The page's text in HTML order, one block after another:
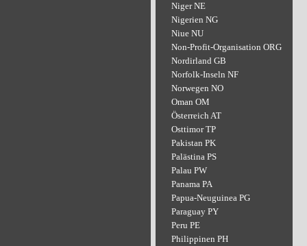
Niger NE
Nigerien NG
Niue NU
Non-Profit-Organisation ORG
Nordirland GB
Norfolk-Inseln NF
Norwegen NO
Oman OM
Österreich AT
Osttimor TP
Pakistan PK
Palästina PS
Palau PW
Panama PA
Papua-Neuguinea PG
Paraguay PY
Peru PE
Philippinen PH